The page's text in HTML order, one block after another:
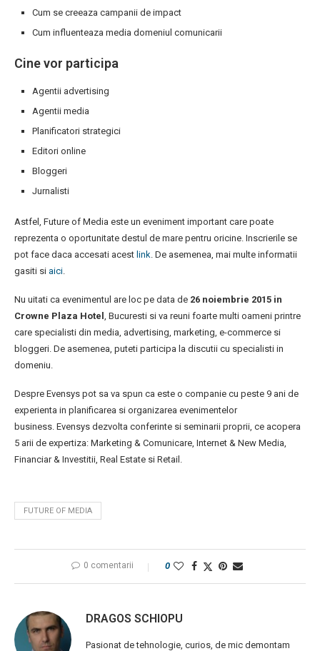
Cum se creeaza campanii de impact
Cum influenteaza media domeniul comunicarii
Cine vor participa
Agentii advertising
Agentii media
Planificatori strategici
Editori online
Bloggeri
Jurnalisti
Astfel, Future of Media este un eveniment important care poate
reprezenta o oportunitate destul de mare pentru oricine. Inscrierile se
pot face daca accesati acest link . De asemenea, mai multe informatii
gasiti si aici
Nu uitati ca evenimentul are loc pe data de 26 noiembrie 2015 in
Crowne Plaza Hotel
, Bucuresti si va reuni foarte multi oameni printre
care specialisti din media, advertising, marketing, e-commerce si
bloggeri. De asemenea, puteti participa la discutii cu specialisti in
domeniu.
Despre Evensys pot sa va spun ca este o companie cu peste 9 ani de
experienta in planificarea si organizarea evenimentelor
business. Evensys dezvolta conferinte si seminarii proprii, ce acopera
5 arii de expertiza: Marketing & Comunicare, Internet & New Media,
Financiar & Investitii, Real Estate si Retail.
FUTURE OF MEDIA
0 comentarii 0
DRAGOS SCHIOPU
Pasionat de tehnologie, curios, de mic demontam